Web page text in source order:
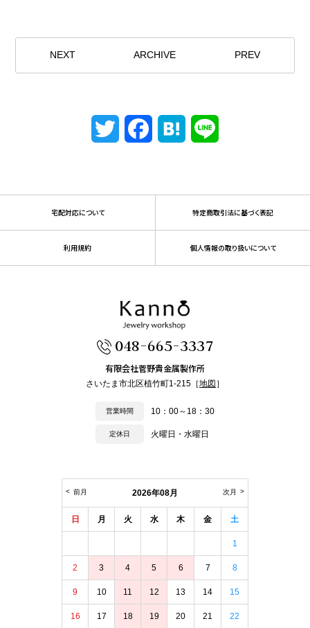
NEXT ARCHIVE PREV
Twitter FacebookHatena
宅配対応について 特定商取引法に基づく表記
利用規約 個人情報の取り扱いについて
048-665-3337
有限会社菅野貴金属製作所
さいたま市北区植竹町1-215［地図 ］
営業時間 10：00～18：30
定休日 火曜日・水曜日
2026年08月
前月 次月
日 月 火 水 木 金 土
1
2 3 4 5 6 7 8
9 10 11 12 13 14 15
16 17 18 19 20 21 22